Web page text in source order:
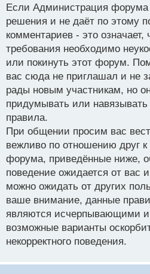
Если Администрация форума
решения и не даёт по этому
комментариев - это означает,
требования необходимо
или покинуть этот форум.
вас сюда не приглашал и не
рады новым участникам, но
придумывать или
правила.
При общении просим вас
вежливо по отношению друг к
форума, приведённые ниже,
поведение ожидается от вас
можно ожидать от других
ваше внимание, данные
являются исчерпывающими
возможные варианты
некорректного поведения.